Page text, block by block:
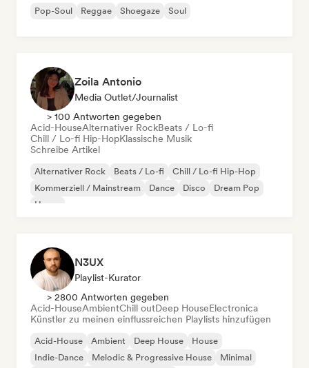
Pop-Soul
Reggae Shoegaze Soul
Zoila Antonio
Media Outlet/Journalist
> 100 Antworten gegeben
Acid-HouseAlternativer RockBeats / Lo-fi
Chill / Lo-fi Hip-HopKlassische Musik
Schreibe Artikel
Alternativer Rock Beats / Lo-fi
Chill / Lo-fi Hip-Hop
Kommerziell / Mainstream
Dance Disco
Dream Pop
House
N3UX
Playlist-Kurator
> 2800 Antworten gegeben
Acid-HouseAmbientChill outDeep HouseElectronica
Künstler zu meinen einflussreichen Playlists hinzufügen
Acid-House Ambient Deep House
House
Indie-Dance
Melodic & Progressive House
Minimal